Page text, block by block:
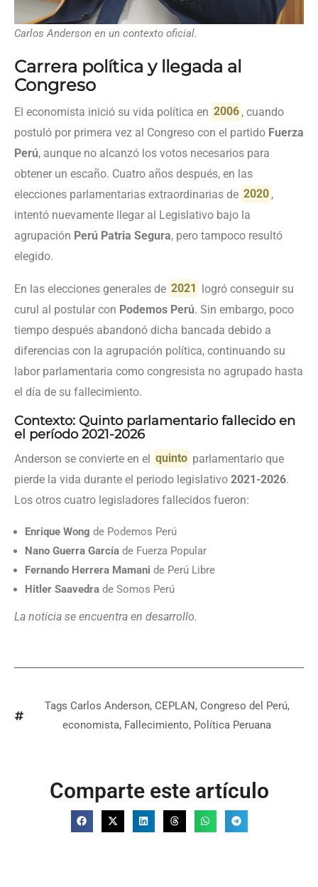
Carlos Anderson en un contexto oficial.
Carrera política y llegada al
Congreso
El economista inició su vida política en 2006 , cuando
postuló por primera vez al Congreso con el partido Fuerza
Perú, aunque no alcanzó los votos necesarios para
obtener un escaño. Cuatro años después, en las
elecciones parlamentarias extraordinarias de 2020 ,
intentó nuevamente llegar al Legislativo bajo la
agrupación Perú Patria Segura, pero tampoco resultó
elegido.
En las elecciones generales de 2021 logró conseguir su
curul al postular con Podemos Perú. Sin embargo, poco
tiempo después abandonó dicha bancada debido a
diferencias con la agrupación política, continuando su
labor parlamentaria como congresista no agrupado hasta
el día de su fallecimiento.
Contexto: Quinto parlamentario fallecido en
el período 2021-2026
Anderson se convierte en el quinto parlamentario que
pierde la vida durante el periodo legislativo 2021-2026.
Los otros cuatro legisladores fallecidos fueron:
Enrique Wong de Podemos Perú
Nano Guerra García de Fuerza Popular
Fernando Herrera Mamani de Perú Libre
Hitler Saavedra de Somos Perú
La noticia se encuentra en desarrollo.
Tags Carlos Anderson, CEPLAN, Congreso del Perú,
economista, Fallecimiento, Política Peruana
Comparte este artículo